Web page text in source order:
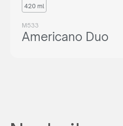
420 ml
M533
Americano Duo